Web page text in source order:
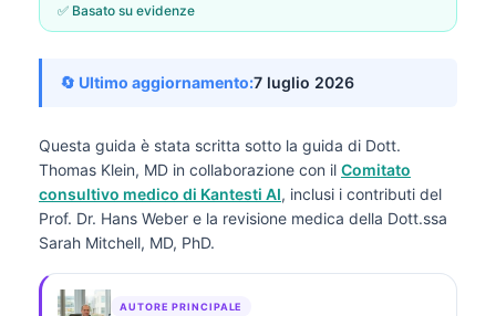
✅ Basato su evidenze
🔄 Ultimo aggiornamento:7 luglio 2026
Questa guida è stata scritta sotto la guida di Dott.
Thomas Klein, MD in collaborazione con il Comitato
consultivo medico di Kantesti AI, inclusi i contributi del
Prof. Dr. Hans Weber e la revisione medica della Dott.ssa
Sarah Mitchell, MD, PhD.
AUTORE PRINCIPALE